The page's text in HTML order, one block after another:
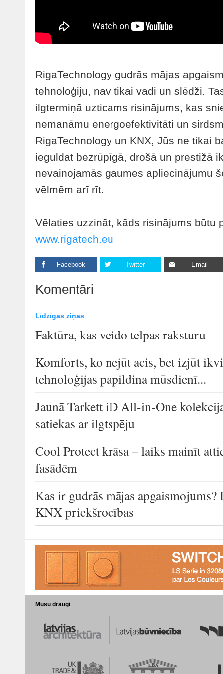
RigaTechnology gudrās mājas
tehnoloģiju, nav tikai vadi un slēdži.
ilgtermiņā uzticams risinājums, kas
nemanāmu energoefektivitāti un
RigaTechnology un KNX, Jūs ne tikai
ieguldat bezrūpīgā, drošā un prestižā
nevainojamās gaumes apliecinājumu
vēlmēm arī rīt.
Vēlaties uzzināt, kāds risinājums būtu
www.rigatech.eu
Facebook Twitter Email
Komentāri
Līdzīgas ziņas
Faktūra, kas veido telpas raksturu
Komforts, ko nejūt acis, bet izjūt
tehnoloģijas papildina mūsdienī...
Jaunā Tarkett iD All-in-One
satiekas ar ilgtspēju
Cool Protect krāsa – laiks mainīt
fasādēm
Kas ir gudrās mājas
KNX priekšrocības
Mūsu draugi